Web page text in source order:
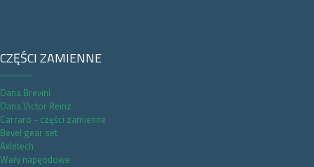
CZĘŚCI ZAMIENNE
Dana Brevini
Dana Victor Reinz
Carraro - części zamienne
Bevel gear set
Axletech
Wały napęodowe